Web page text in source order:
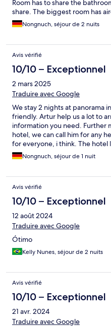
Room has to share the
share. The biggest room has
buildung is old, the law
owner has to ask for
Nongnuch, séjour de 2 nuits
Avis vérifié
10/10 – Exceptionnel
2 mars 2025
Traduire avec Google
We stay 2 nights at panorama
friendly. Artur help us a lot to
information you need. Further
hotel, we can call him for any
for everyone, i think. The hotel
next to Centro. We walk in the
20 Minuten. To Sambodromo
The house is very clean and
hours Service. We will come
Janeiro ❤️
Nongnuch, séjour de 1 nuit
Avis vérifié
10/10 – Exceptionnel
12 août 2024
Traduire avec Google
Ótimo
Kelly Nunes, séjour de 2 nuits
Avis vérifié
10/10 – Exceptionnel
21 avr. 2024
Traduire avec Google